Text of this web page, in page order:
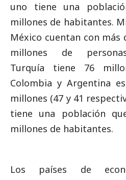
uno tiene una
millones de habitantes.
México cuentan con más
millones de
Turquía tiene 76
Colombia y Argentina
millones (47 y 41
tiene una población
millones de habitantes.
Los países de